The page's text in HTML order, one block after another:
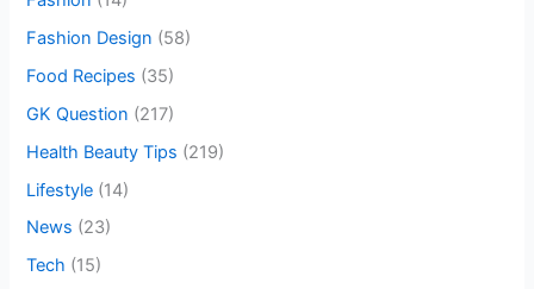
r
:
Fashion Design (58)
Food Recipes (35)
GK Question (217)
Health Beauty Tips (219)
Lifestyle (14)
News (23)
Tech (15)